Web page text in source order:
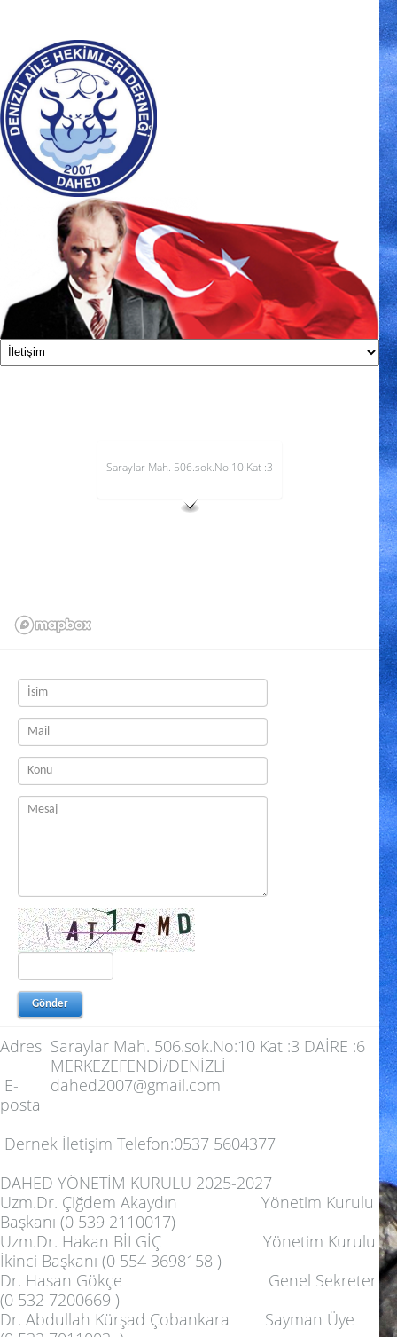
Saraylar Mah. 506.sok.No:10 Kat :3
Adres Saraylar Mah. 506.sok.No:10 Kat :3 DAİRE :6
MERKEZEFENDİ/DENİZLİ
E-
posta
dahed2007@gmail.com
Dernek İletişim Telefon:0537 5604377
DAHED YÖNETİM KURULU 2025-2027
Uzm.Dr. Çiğdem Akaydın Yönetim Kurulu
Başkanı (0 539 2110017)
Uzm.Dr. Hakan BİLGİÇ Yönetim Kurulu
İkinci Başkanı (0 554 3698158 )
Dr. Hasan Gökçe Genel Sekreter
(0 532 7200669 )
Dr. Abdullah Kürşad Çobankara Sayman Üye